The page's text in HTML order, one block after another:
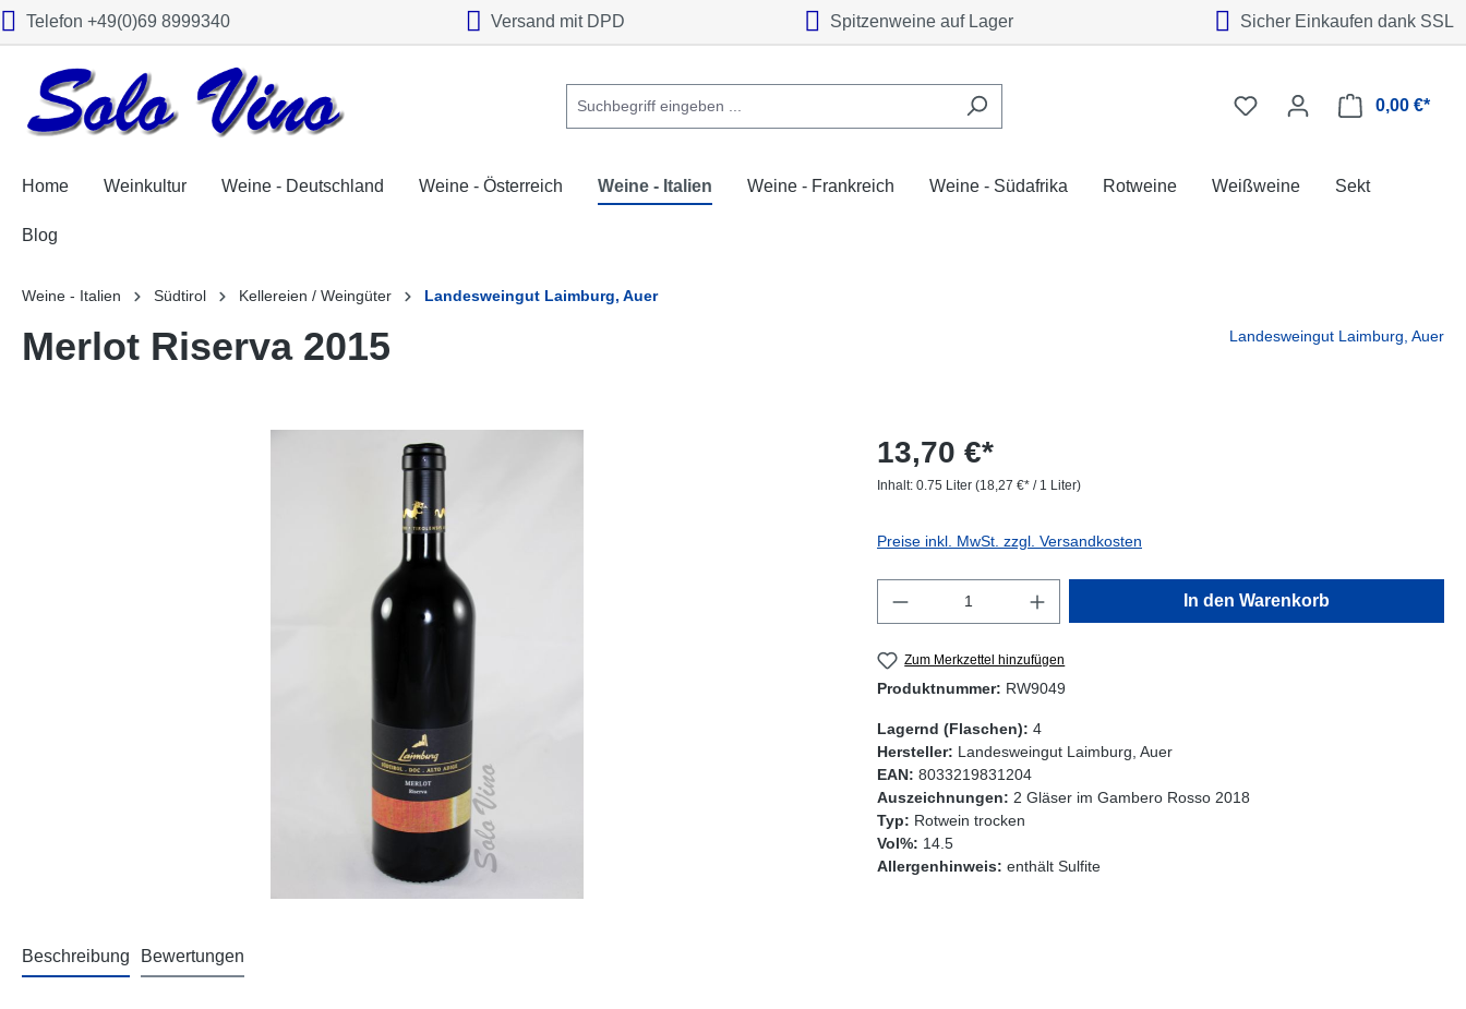
Zur Hauptnavigation springen
Telefon +49(0)69 8999340 Versand mit DPD Spitzenweine auf Lager Sicher Einkaufen dank SSL
0,00 €*
Home Weinkultur Weine - Deutschland Weine - Österreich Weine - Italien Weine - Frankreich Weine - Südafrika Rotweine Weißweine Sekt
Blog
Weine - Italien Südtirol Kellereien / Weingüter Landesweingut Laimburg, Auer
Merlot Riserva 2015 Landesweingut Laimburg, Auer
13,70 €*
Inhalt: 0.75 Liter (18,27 €* / 1 Liter)
Preise inkl. MwSt. zzgl. Versandkosten
Produkt Anzahl: Gib den gewünschten Wert ein
In den Warenkorb
Zum Merkzettel hinzufügen
Produktnummer: RW9049
Lagernd (Flaschen): 4
Hersteller: Landesweingut Laimburg, Auer
EAN: 8033219831204
Auszeichnungen: 2 Gläser im Gambero Rosso 2018
Typ: Rotwein trocken
Vol%: 14.5
Allergenhinweis: enthält Sulfite
Beschreibung Bewertungen